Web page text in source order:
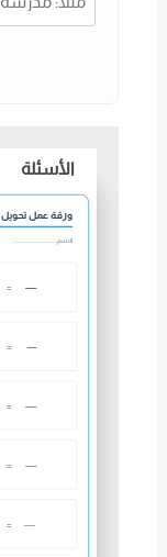
الأسئلة
ورقة عمل تحويل
الاسم: .......................................
=
=
=
=
=